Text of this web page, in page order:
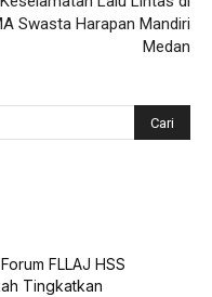
Swasta Harapan Mandiri
Medan
FLLAJ HSS
Tingkatkan